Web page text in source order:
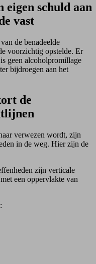
eigen schuld aan
vast
de benadeelde
voorzichtig opstelde. Er
geen alcoholpromillage
bijdroegen aan het
de
verwezen wordt, zijn
in de weg. Hier zijn de
zijn verticale
een oppervlakte van